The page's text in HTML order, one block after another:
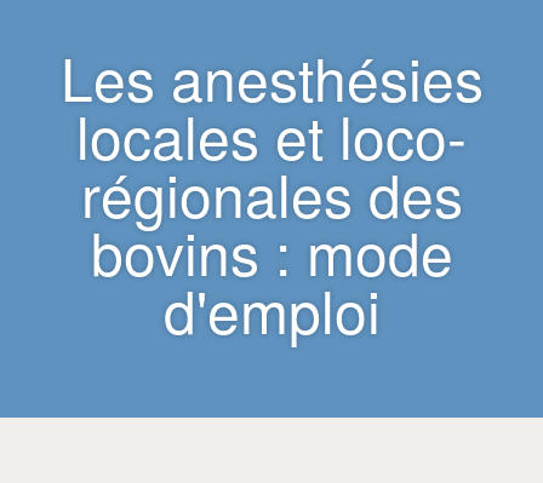
Les anesthésies
locales et loco-
régionales des
bovins : mode
d'emploi